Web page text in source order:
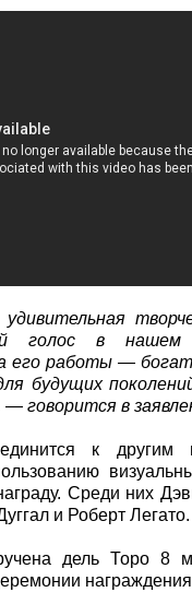
голос в нашем
его работы —
будущих
говорится в
к другим
Среди них
и Роберт Легато.
дель Торо 8